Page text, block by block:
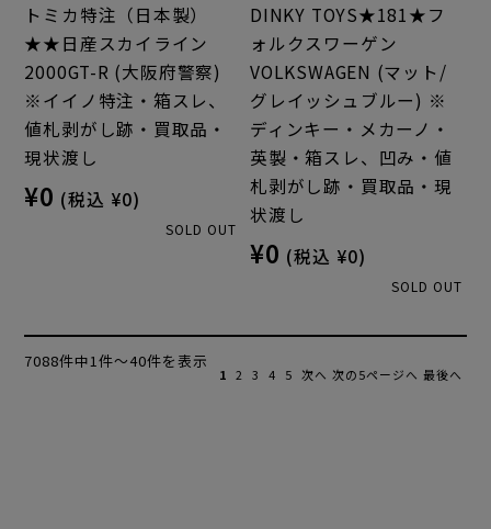
トミカ特注（日本製）
★★日産スカイライン
2000GT-R (大阪府警察)
※イイノ特注・箱スレ、
値札剥がし跡・買取品・
現状渡し
¥0 (税込 ¥0)
SOLD OUT
DINKY TOYS★181★フ
ォルクスワーゲン
VOLKSWAGEN (マット/
グレイッシュブルー) ※
ディンキー・メカーノ・
英製・箱スレ、凹み・値
札剥がし跡・買取品・現
状渡し
¥0 (税込 ¥0)
SOLD OUT
7088件中1件～40件を表示
1 2 3 4 5 次へ 次の5ページへ 最後へ